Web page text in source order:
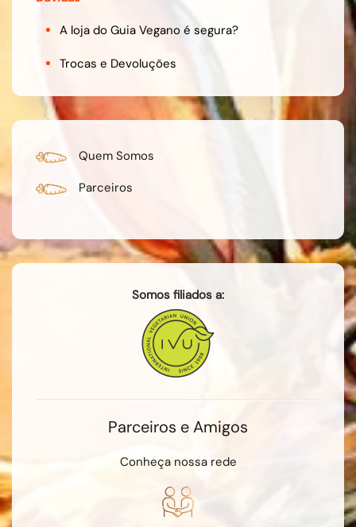
A loja do Guia Vegano é segura?
Trocas e Devoluções
Quem Somos
Parceiros
Somos filiados a:
Parceiros e Amigos
Conheça nossa rede